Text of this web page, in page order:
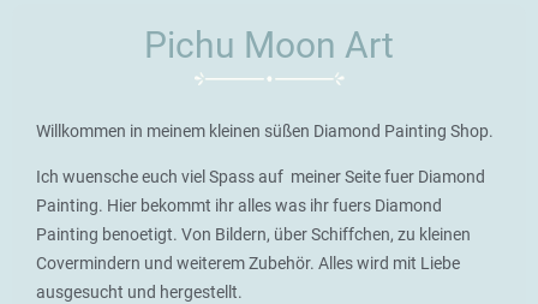
Pichu Moon Art
Willkommen in meinem kleinen süßen Diamond Painting Shop.
Ich wuensche euch viel Spass auf meiner Seite fuer Diamond
Painting. Hier bekommt ihr alles was ihr fuers Diamond
Painting benoetigt. Von Bildern, über Schiffchen, zu kleinen
Covermindern und weiterem Zubehör. Alles wird mit Liebe
ausgesucht und hergestellt.